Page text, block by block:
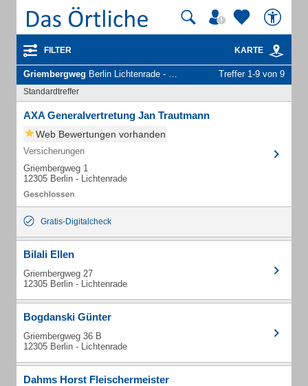
FILTER KARTE
Griembergweg Berlin Lichtenrade - Unternehmen und Personen Treffer 1-9 von 9
Standardtreffer
AXA Generalvertretung Jan Trautmann
Web Bewertungen vorhanden
Versicherungen
Griembergweg 1
12305 Berlin - Lichtenrade
Gratis-Digitalcheck
Bilali Ellen
Griembergweg 27
12305 Berlin - Lichtenrade
Bogdanski Günter
Griembergweg 36 B
12305 Berlin - Lichtenrade
Dahms Horst Fleischermeister